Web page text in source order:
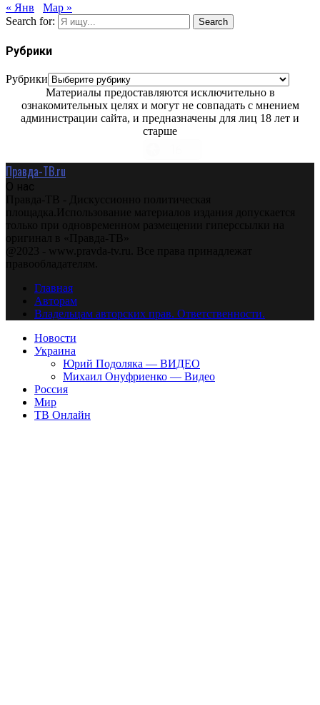
« Янв
Мар »
Search for:
Search
Рубрики
Рубрики
Материалы предоставляются исключительно в
ознакомительных целях и могут не совпадать с мнением
администрации сайта, и предназначены для лиц 18 лет и
старше
Правда-ТВ.ru
О нас
Правда-ТВ - Дискуссионно политическая
площадка.Использование материалов издания допускается
только при одновременном размещении гиперссылки на
оригинал в «Правда-ТВ»
@2023 - www.pravda-tv.ru. Все права принадлежат
правообладателям.
Главная
Авторам
Владельцам авторских прав. Ответственности.
Новости
Украина
Юрий Подоляка — ВИДЕО
Михаил Онуфриенко — Видео
Россия
Мир
ТВ Онлайн